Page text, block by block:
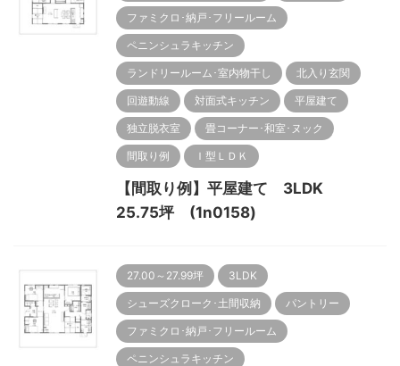
ファミクロ･納戸･フリールーム
ペニンシュラキッチン
ランドリールーム･室内物干し 北入り玄関
回遊動線 対面式キッチン 平屋建て
独立脱衣室 畳コーナー･和室･ヌック
間取り例 Ｉ型ＬＤＫ
【間取り例】平屋建て 3LDK
25.75坪 (1n0158)
27.00～27.99坪 3LDK
シューズクローク･土間収納 パントリー
ファミクロ･納戸･フリールーム
ペニンシュラキッチン